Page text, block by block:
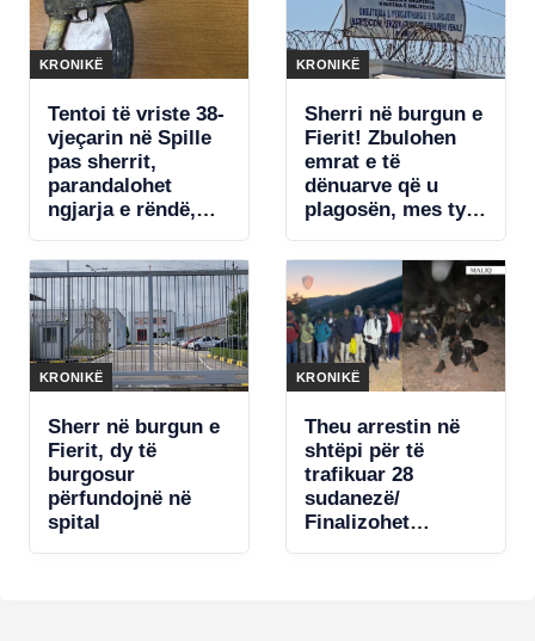
KRONIKË
Tentoi të vriste 38-
vjeçarin në Spille
pas sherrit,
parandalohet
ngjarja e rëndë,
KRONIKË
Sherri në burgun e
Fierit! Zbulohen
emrat e të
dënuarve që u
plagosën, mes tyre
KRONIKË
Sherr në burgun e
Fierit, dy të
burgosur
përfundojnë në
spital
KRONIKË
Theu arrestin në
shtëpi për të
trafikuar 28
sudanezë/
Finalizohet